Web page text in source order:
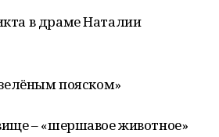
в драме Наталии
пояском»
– «шершавое животное»